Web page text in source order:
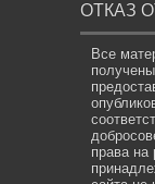
ОТКАЗ
Все
права